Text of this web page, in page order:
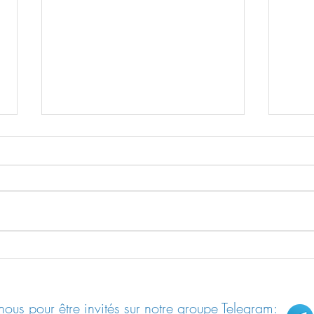
Résilience / Fiche pratique n°04:
pour être invités sur notre groupe Telegram: